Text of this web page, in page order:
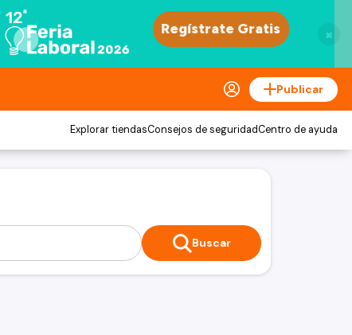
×
Publicar
Explorar tiendasConsejos de seguridadCentro de ayuda
Buscar